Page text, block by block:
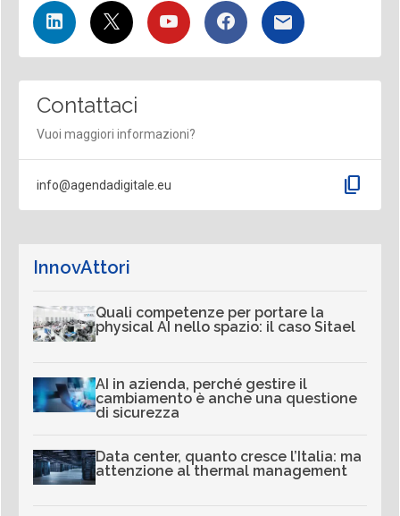
Contattaci
Vuoi maggiori informazioni?
info@agendadigitale.eu content_copy
InnovAttori
Quali competenze per portare la
physical AI nello spazio: il caso Sitael
AI in azienda, perché gestire il
cambiamento è anche una questione
di sicurezza
Data center, quanto cresce l’Italia: ma
attenzione al thermal management